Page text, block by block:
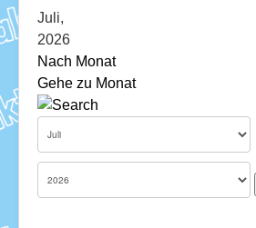
News
Termine
Über uns
Förderung
Services
Juli,
2026
Nach Monat
Gehe zu Monat